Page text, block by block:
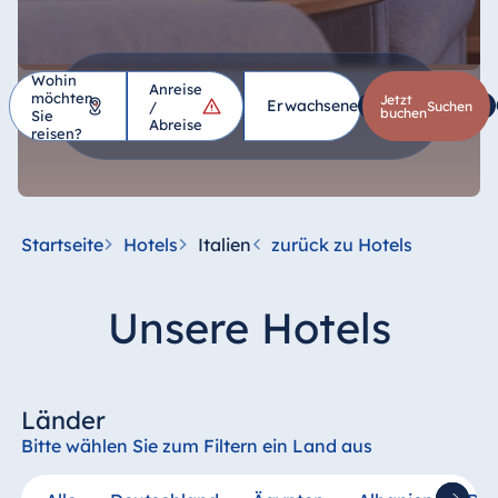
Wohin
möchten
Sie
reisen?
*
Hotel
Homburg
Hotel Bad
Wildungen
Berlin
Hotel Bonn
Hotel Bremen
Anreise
/
Abreise
Erwachsene 1 Kinder
Jetzt
buchen suchen
Startseite Hotels Italien zurück zu Hotels
Unsere Hotels
Länder
Bitte wählen Sie zum Filtern ein Land aus